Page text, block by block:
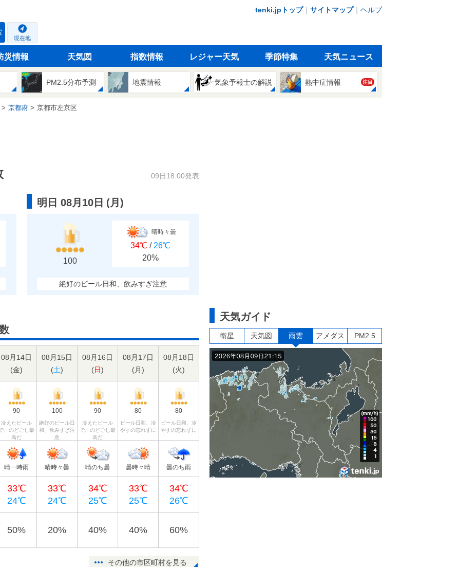
tenki.jpトップ｜ サイトマップ｜ ヘルプ
現在地
災情報 天気図 指数情報 レジャー天気 季節特集 天気ニュース
PM2.5分布予測 地震情報 気象予報士の解説 熱中症情報 注目
京都府 京都市左京区
09日18:00発表
明日 08月10日 (月 )
100
晴時々曇
34℃ / 26℃
20%
絶好のビール日和、飲みすぎ注意
08月14日
(金)
08月15日
(土)
08月16日
(日)
08月17日
(月)
08月18日
(火)
90
冷えたビール
、のどごし最
高だ
100
絶好のビール日
和、飲みすぎ注
意
90
冷えたビール
で、のどごし最
高だ
80
ビール日和、冷
やすの忘れずに
80
ビール日和、冷
やすの忘れずに
晴一時雨 晴時々曇 晴のち曇 曇時々晴 曇のち雨
33℃
24℃
33℃
24℃
34℃
25℃
33℃
25℃
34℃
26℃
50% 20% 40% 40% 60%
その他の市区町村を見る
天気ガイド
衛星 天気図 雨雲 アメダス PM2.5